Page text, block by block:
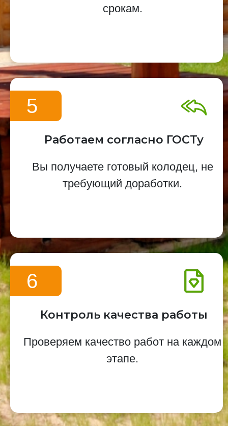
срокам.
5
Работаем согласно ГОСТу
Вы получаете готовый колодец, не
требующий доработки.
6
Контроль качества работы
Проверяем качество работ на каждом
этапе.